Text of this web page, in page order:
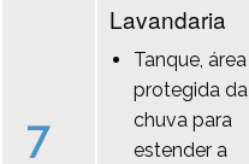
7
Lavandaria
Tanque, área
protegida da
chuva para
estender a